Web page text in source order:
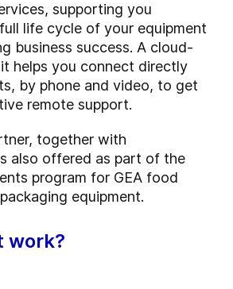
supporting you
life cycle of your equipment
business success. A cloud-
helps you connect directly
by phone and video, to get
remote support.
together with
also offered as part of the
program for GEA food
equipment.
work?